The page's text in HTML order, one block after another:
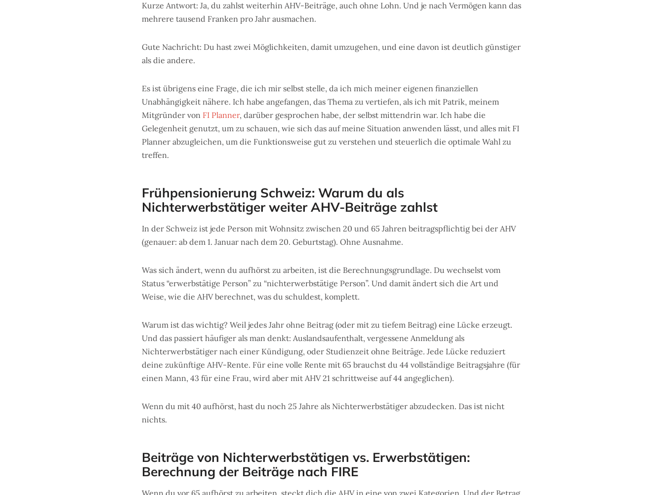
Kurze Antwort: Ja, du zahlst weiterhin AHV-Beiträge, auch ohne Lohn. Und je nach Vermögen kann das
mehrere tausend Franken pro Jahr ausmachen.
Gute Nachricht: Du hast zwei Möglichkeiten, damit umzugehen, und eine davon ist deutlich günstiger
als die andere.
Es ist übrigens eine Frage, die ich mir selbst stelle, da ich mich meiner eigenen finanziellen
Unabhängigkeit nähere. Ich habe angefangen, das Thema zu vertiefen, als ich mit Patrik, meinem
Mitgründer von FI Planner, darüber gesprochen habe, der selbst mittendrin war. Ich habe die
Gelegenheit genutzt, um zu schauen, wie sich das auf meine Situation anwenden lässt, und alles mit FI
Planner abzugleichen, um die Funktionsweise gut zu verstehen und steuerlich die optimale Wahl zu
treffen.
Frühpensionierung Schweiz: Warum du als
Nichterwerbstätiger weiter AHV-Beiträge zahlst
In der Schweiz ist jede Person mit Wohnsitz zwischen 20 und 65 Jahren beitragspflichtig bei der AHV
(genauer: ab dem 1. Januar nach dem 20. Geburtstag). Ohne Ausnahme.
Was sich ändert, wenn du aufhörst zu arbeiten, ist die Berechnungsgrundlage. Du wechselst vom
Status “erwerbstätige Person” zu “nichterwerbstätige Person”. Und damit ändert sich die Art und
Weise, wie die AHV berechnet, was du schuldest, komplett.
Warum ist das wichtig? Weil jedes Jahr ohne Beitrag (oder mit zu tiefem Beitrag) eine Lücke erzeugt.
Und das passiert häufiger als man denkt: Auslandsaufenthalt, vergessene Anmeldung als
Nichterwerbstätiger nach einer Kündigung, oder Studienzeit ohne Beiträge. Jede Lücke reduziert
deine zukünftige AHV-Rente. Für eine volle Rente mit 65 brauchst du 44 vollständige Beitragsjahre (für
einen Mann, 43 für eine Frau, wird aber mit AHV 21 schrittweise auf 44 angeglichen).
Wenn du mit 40 aufhörst, hast du noch 25 Jahre als Nichterwerbstätiger abzudecken. Das ist nicht
nichts.
Beiträge von Nichterwerbstätigen vs. Erwerbstätigen:
Berechnung der Beiträge nach FIRE
Wenn du vor 65 aufhörst zu arbeiten, steckt dich die AHV in eine von zwei Kategorien. Und der Betrag,